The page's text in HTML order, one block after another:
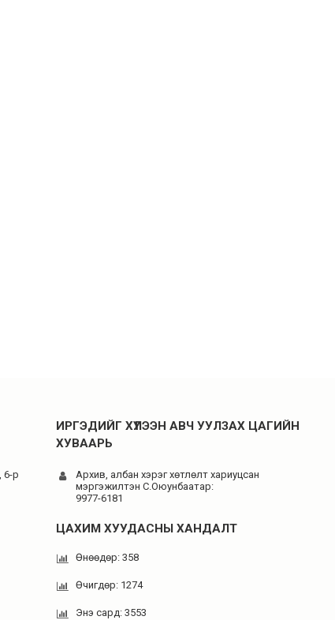
6-р
ИРГЭДИЙГ ХҮЛЭЭН АВЧ УУЛЗАХ ЦАГИЙН
ХУВААРЬ
Архив, албан хэрэг хөтлөлт хариуцсан
мэргэжилтэн C.Оюунбаатар:
9977-6181
ЦАХИМ ХУУДАСНЫ ХАНДАЛТ
Өнөөдөр: 358
Өчигдөр: 1274
Энэ сард: 3553